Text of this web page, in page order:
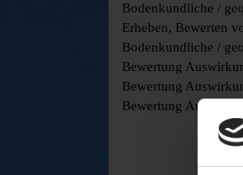
Bodenkundliche /
Erheben, Bewerten
Bodenkundliche /
Bewertung
Bewertung
Bewertung